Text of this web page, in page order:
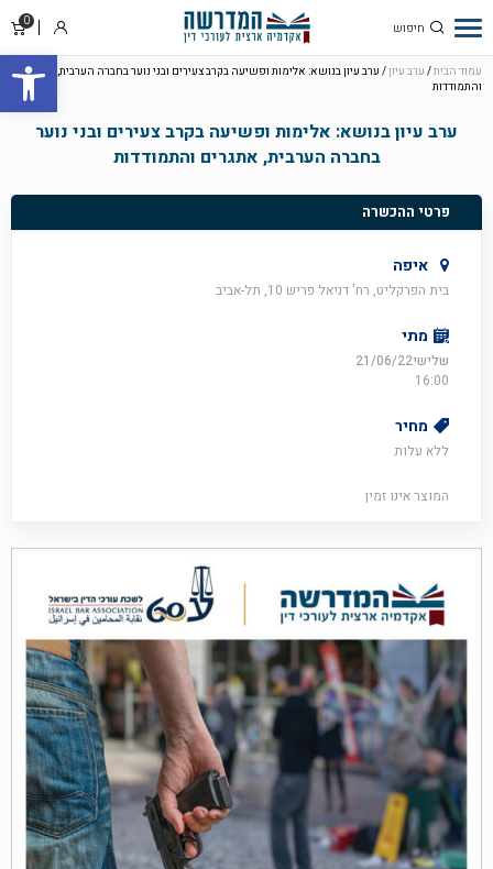
פתח
0
סל
התחבר
עמוד הבית/ ערב עיון/ ערב עיון בנושא: אלימות ופשיעה בקרב צעירים ובני נוער בחברה הערבית, אתגרים
והתמודדות
ערב עיון בנושא: אלימות ופשיעה בקרב צעירים ובני נוער
בחברה הערבית, אתגרים והתמודדות
פרטי ההכשרה
איפה
בית הפרקליט, רח' דניאל פריש 10, תל-אביב
מתי
שלישי21/06/22
16:00
מחיר
ללא עלות
המוצר אינו זמין